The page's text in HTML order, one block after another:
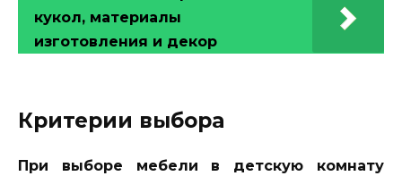
кукол, материалы
изготовления и декор
Критерии выбора
При выборе мебели в детскую комнату